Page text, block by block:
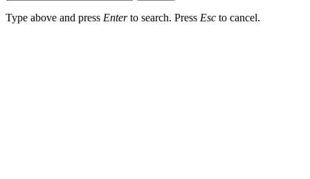
Type above and press Enterto search. Press Esc to cancel.